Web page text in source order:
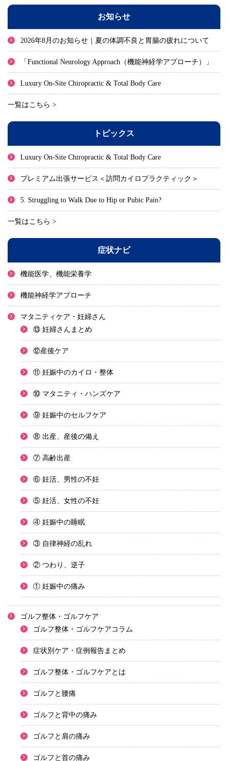
お知らせ
2026年8月のお知らせ｜夏の体調不良と胃腸の疲れについて
「Functional Neurology Approach（機能神経学アプローチ）」
Luxury On-Site Chiropractic & Total Body Care
一覧はこちら >
トピックス
Luxury On-Site Chiropractic & Total Body Care
プレミアム出張サービス＜訪問カイロプラクティック＞
5. Struggling to Walk Due to Hip or Pubic Pain?
一覧はこちら >
症状ナビ
機能医学、機能栄養学
機能神経学アプローチ
マタニティケア・妊婦さん
⑬ 妊婦さんまとめ
⑫産後ケア
⑪ 妊娠中のカイロ・整体
⑩ マタニティ・ハンズケア
⑨ 妊娠中のセルフケア
⑧ 出産、産後の備え
⑦ 高齢出産
⑥ 妊活、男性の不妊
⑤ 妊活、女性の不妊
④ 妊娠中の睡眠
③ 自律神経の乱れ
② つわり、逆子
① 妊娠中の痛み
ゴルフ整体・ゴルフケア
ゴルフ整体・ゴルフケアコラム
症状別ケア・症例報告まとめ
ゴルフ整体・ゴルフケアとは
ゴルフと腰痛
ゴルフと背中の痛み
ゴルフと肩の痛み
ゴルフと首の痛み